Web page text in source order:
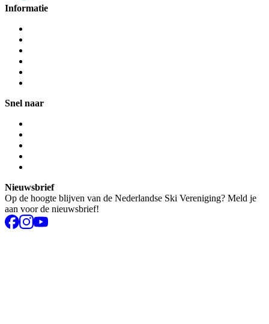
Informatie
Snel naar
Nieuwsbrief
Op de hoogte blijven van de Nederlandse Ski Vereniging? Meld je
aan voor de nieuwsbrief!